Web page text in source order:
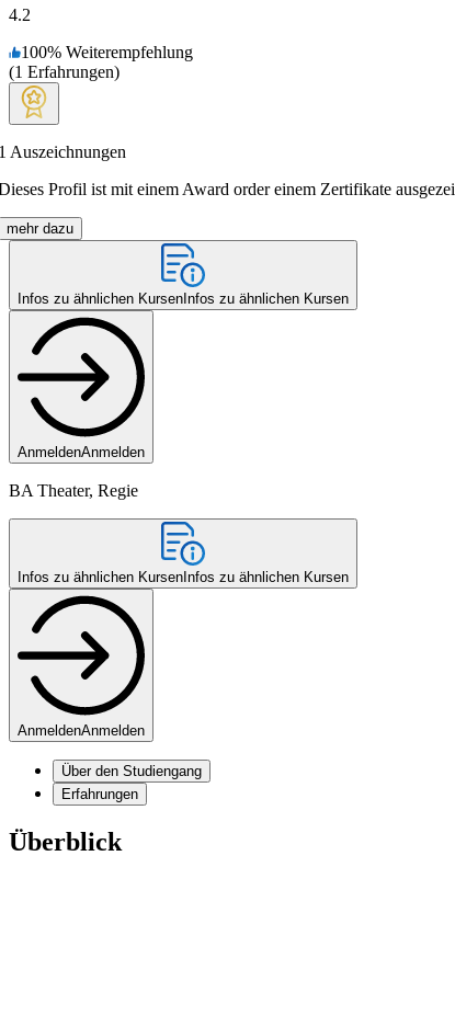
4.2
100% Weiterempfehlung
(1 Erfahrungen)
Auszeichnungen
Profil ist mit einem Award order einem Zertifikate
mehr dazu
Infos zu ähnlichen Kursen Infos zu ähnlichen Kursen
AnmeldenAnmelden
BA Theater, Regie
Infos zu ähnlichen Kursen Infos zu ähnlichen Kursen
AnmeldenAnmelden
Über den Studiengang
Erfahrungen
Überblick